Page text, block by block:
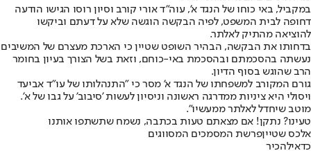
במקביל, באי כוחו של הנגד א', עוה״ד אורי קורב וסיון רוסו הגישו הודעה
דחופה לבית המשפט, לפיה הבקשה הוגשה שלא על דעתם וביקשו
להוציאה מהתיק לאלתר.
בדחותו את הבקשה, הבהיר השופט שטיין כי הארכת מעצרם של המשיבים
נעשתה בהסכמתם ובהסכמת באי-כוחם, וזאת בשל הצורך בעיון בחומר
הרב שהוגש בסוף הדיון.
גורם המקורב למשפחתו של הנגד א' מסר כי "התנהלותו של עו"ד אביעד
ויסולי היא ציניות ממדרגה ראשונה וניסיון לעשות 'סיבוב' על גבו של א'.
מוטב שיחדל לאלתר ממעשיו".
טעינו? נתקן! אם מצאתם טעות בכתבה, נשמח שתשתפו אותנו
אלכס שטייןפרשת המסמכים המסווגים
כדאילהכיר